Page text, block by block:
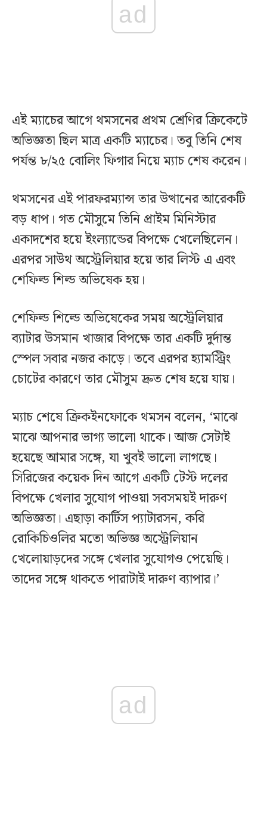
ad
এই ম্যাচের আগে থমসনের প্রথম শ্রেণির ক্রিকেটে
অভিজ্ঞতা ছিল মাত্র একটি ম্যাচের। তবু তিনি শেষ
পর্যন্ত ৮/২৫ বোলিং ফিগার নিয়ে ম্যাচ শেষ করেন।
থমসনের এই পারফরম্যান্স তার উত্থানের আরেকটি
বড় ধাপ। গত মৌসুমে তিনি প্রাইম মিনিস্টার
একাদশের হয়ে ইংল্যান্ডের বিপক্ষে খেলেছিলেন।
এরপর সাউথ অস্ট্রেলিয়ার হয়ে তার লিস্ট এ এবং
শেফিল্ড শিল্ড অভিষেক হয়।
শেফিল্ড শিল্ডে অভিষেকের সময় অস্ট্রেলিয়ার
ব্যাটার উসমান খাজার বিপক্ষে তার একটি দুর্দান্ত
স্পেল সবার নজর কাড়ে। তবে এরপর হ্যামস্ট্রিং
চোটের কারণে তার মৌসুম দ্রুত শেষ হয়ে যায়।
ম্যাচ শেষে ক্রিকইনফোকে থমসন বলেন, ‘মাঝে
মাঝে আপনার ভাগ্য ভালো থাকে। আজ সেটাই
হয়েছে আমার সঙ্গে, যা খুবই ভালো লাগছে।
সিরিজের কয়েক দিন আগে একটি টেস্ট দলের
বিপক্ষে খেলার সুযোগ পাওয়া সবসময়ই দারুণ
অভিজ্ঞতা। এছাড়া কার্টিস প্যাটারসন, করি
রোকিচিওলির মতো অভিজ্ঞ অস্ট্রেলিয়ান
খেলোয়াড়দের সঙ্গে খেলার সুযোগও পেয়েছি।
তাদের সঙ্গে থাকতে পারাটাই দারুণ ব্যাপার।’
ad